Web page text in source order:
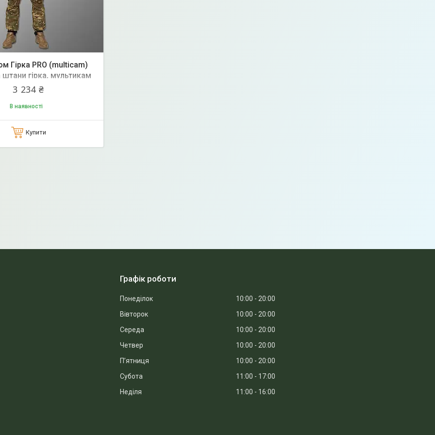
Гірка PRO (multicam)
штани гірка, мультикам
військова зсу
3 234 ₴
В наявності
Купити
Графік роботи
Понеділок 10:00
20:00
Вівторок
10:00
20:00
Середа
10:00
20:00
Четвер
10:00
20:00
Пʼятниця
10:00
20:00
Субота
11:00
17:00
Неділя
11:00 16:00